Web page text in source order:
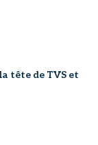
tête de TVS et